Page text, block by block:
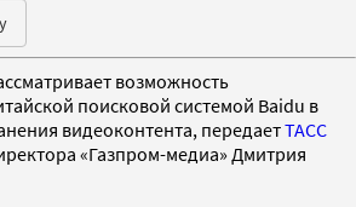
возможность
поисковой системой Baidu в
видеоконтента, передаетТАСС
«Газпром-медиа» Дмитрия